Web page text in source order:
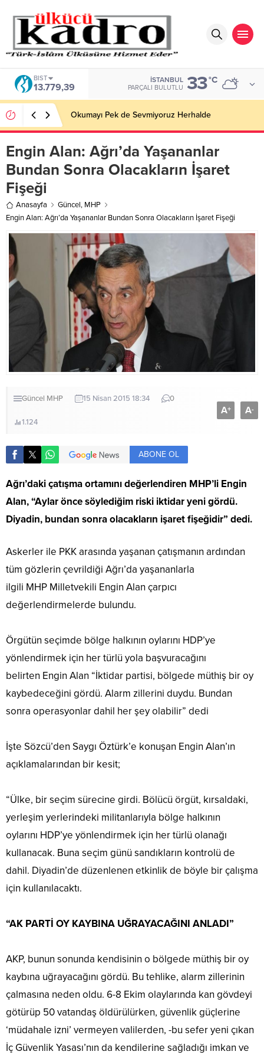
BIST
13.779,39
İSTANBUL
PARÇALI BULUTLU 33°C
Okumayı Pek de Sevmiyoruz Herhalde
Engin Alan: Ağrı’da Yaşananlar
Bundan Sonra Olacakların İşaret
Fişeği
Anasayfa Güncel, MHP
Engin Alan: Ağrı’da Yaşananlar Bundan Sonra Olacakların İşaret Fişeği
Güncel MHP 15 Nisan 2015 18:34 0
1.124
A+ A-
ABONE OL
Ağrı’daki çatışma ortamını değerlendiren MHP’li Engin
Alan, “Aylar önce söylediğim riski iktidar yeni gördü.
Diyadin, bundan sonra olacakların işaret fişeğidir” dedi.
Askerler ile PKK arasında yaşanan çatışmanın ardından
tüm gözlerin çevrildiği Ağrı’da yaşananlarla
ilgili MHP Milletvekili Engin Alan çarpıcı
değerlendirmelerde bulundu.
Örgütün seçimde bölge halkının oylarını HDP’ye
yönlendirmek için her türlü yola başvuracağını
belirten Engin Alan “İktidar partisi, bölgede müthiş bir oy
kaybedeceğini gördü. Alarm zillerini duydu. Bundan
sonra operasyonlar dahil her şey olabilir” dedi
İşte Sözcü’den Saygı Öztürk’e konuşan Engin Alan’ın
açıklamalarından bir kesit;
“Ülke, bir seçim sürecine girdi. Bölücü örgüt, kırsaldaki,
yerleşim yerlerindeki militanlarıyla bölge halkının
oylarını HDP’ye yönlendirmek için her türlü olanağı
kullanacak. Buna seçim günü sandıkların kontrolü de
dahil. Diyadin’de düzenlenen etkinlik de böyle bir çalışma
için kullanılacaktı.
“AK PARTİ OY KAYBINA UĞRAYACAĞINI ANLADI”
AKP, bunun sonunda kendisinin o bölgede müthiş bir oy
kaybına uğrayacağını gördü. Bu tehlike, alarm zillerinin
çalmasına neden oldu. 6-8 Ekim olaylarında kan gövdeyi
götürüp 50 vatandaş öldürülürken, güvenlik güçlerine
‘müdahale izni’ vermeyen valilerden, -bu sefer yeni çıkan
İç Güvenlik Yasası’nın da kendilerine sağladığı imkan ve